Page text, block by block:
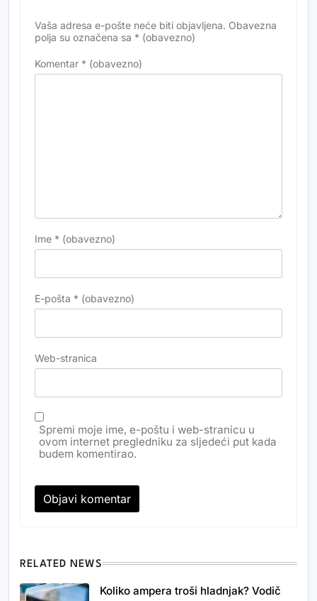
Vaša adresa e-pošte neće biti objavljena. Obavezna
polja su označena sa * (obavezno)
Komentar * (obavezno)
Ime * (obavezno)
E-pošta * (obavezno)
Web-stranica
Spremi moje ime, e-poštu i web-stranicu u
ovom internet pregledniku za sljedeći put kada
budem komentirao.
Alternative:
RELATED NEWS
Koliko ampera troši hladnjak? Vodič